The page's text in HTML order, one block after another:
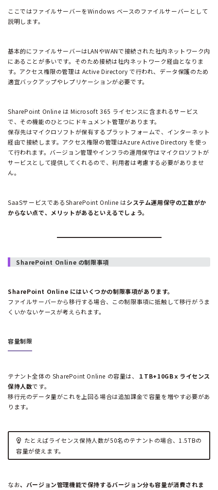
ここではファイルサーバーをWindows ベースのファイルサーバーとして
説明します。
基本的にファイルサーバーはLANやWANで接続された社内ネットワーク内
にあることが多いです。そのため接続は社内ネットワーク経由となりま
す。アクセス権限の管理は Active Directory で行われ、データ保護のため
適宜バックアップやレプリケーションが必要です。
SharePoint Online は Microsoft 365 ライセンスに含まれるサービス
で、その機能のひとつにドキュメント管理があります。
保存先はマイクロソフトが保有するプラットフォームで、インターネット
経由で接続します。アクセス権限の管理はAzure Active Directory を使っ
て行われます。バージョン管理やインフラの運用保守はマイクロソフトが
サービスとして提供してくれるので、利用者は考慮する必要がありませ
ん。
SaaSサービスであるSharePoint Online はシステム運用保守の工数がか
からない点で、メリットがあるといえるでしょう。
SharePoint Online の制限事項
SharePoint Online にはいくつかの制限事項があります。
ファイルサーバーから移行する場合、この制限事項に抵触して移行がうま
くいかないケースが考えられます。
容量制限
テナント全体の SharePoint Online の容量は、
１TB+10GBｘライセンス
保持人数です。
移行元のデータ量がこれを上回る場合は追加課金で容量を増やす必要があ
ります。
たとえばライセンス保持人数が50名のテナントの場合、1.5TBの
容量が使えます。
なお、バージョン管理機能で保持するバージョン分も容量が消費されま